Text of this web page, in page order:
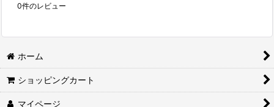
0件のレビュー
ホーム
ショッピングカート
マイページ